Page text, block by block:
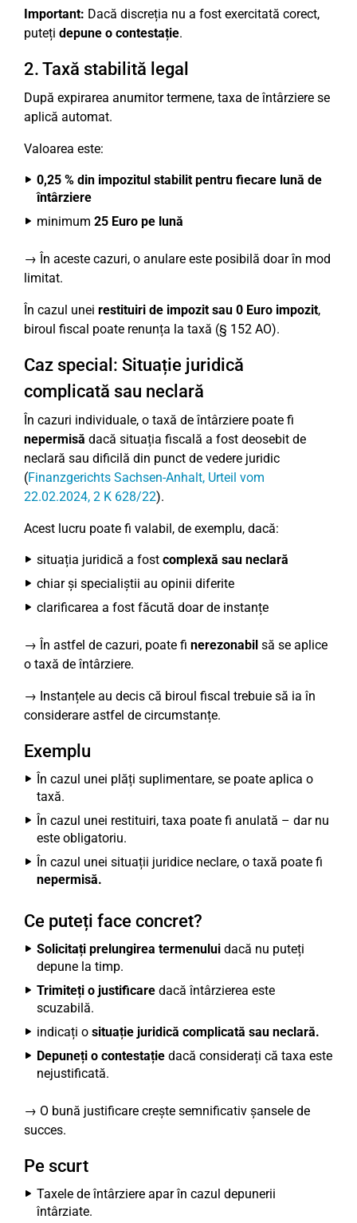
Important: Dacă discreția nu a fost exercitată corect,
puteți depune o contestație.
2. Taxă stabilită legal
După expirarea anumitor termene, taxa de întârziere se
aplică automat.
Valoarea este:
0,25 % din impozitul stabilit pentru fiecare lună de
întârziere
minimum 25 Euro pe lună
→ În aceste cazuri, o anulare este posibilă doar în mod
limitat.
În cazul unei restituiri de impozit sau 0 Euro impozit,
biroul fiscal poate renunța la taxă (§ 152 AO).
Caz special: Situație juridică
complicată sau neclară
În cazuri individuale, o taxă de întârziere poate fi
nepermisă dacă situația fiscală a fost deosebit de
neclară sau dificilă din punct de vedere juridic
(Finanzgerichts Sachsen-Anhalt, Urteil vom
22.02.2024, 2 K 628/22).
Acest lucru poate fi valabil, de exemplu, dacă:
situația juridică a fost complexă sau neclară
chiar și specialiștii au opinii diferite
clarificarea a fost făcută doar de instanțe
→ În astfel de cazuri, poate fi nerezonabil să se aplice
o taxă de întârziere.
→ Instanțele au decis că biroul fiscal trebuie să ia în
considerare astfel de circumstanțe.
Exemplu
În cazul unei plăți suplimentare, se poate aplica o
taxă.
În cazul unei restituiri, taxa poate fi anulată – dar nu
este obligatoriu.
În cazul unei situații juridice neclare, o taxă poate fi
nepermisă.
Ce puteți face concret?
Solicitați prelungirea termenului dacă nu puteți
depune la timp.
Trimiteți o justificare dacă întârzierea este
scuzabilă.
indicați o situație juridică complicată sau neclară.
Depuneți o contestație dacă considerați că taxa este
nejustificată.
→ O bună justificare crește semnificativ șansele de
succes.
Pe scurt
Taxele de întârziere apar în cazul depunerii
întârziate.